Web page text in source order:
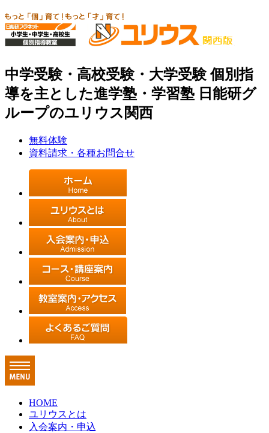
中学受験・高校受験・大学受験 個別指
導を主とした進学塾・学習塾 日能研グ
ループのユリウス関西
無料体験
資料請求・各種お問合せ
HOME
ユリウスとは
入会案内・申込